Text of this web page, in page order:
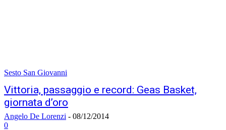
Sesto San Giovanni
Vittoria, passaggio e record: Geas Basket,
giornata d’oro
Angelo De Lorenzi - 08/12/2014
0